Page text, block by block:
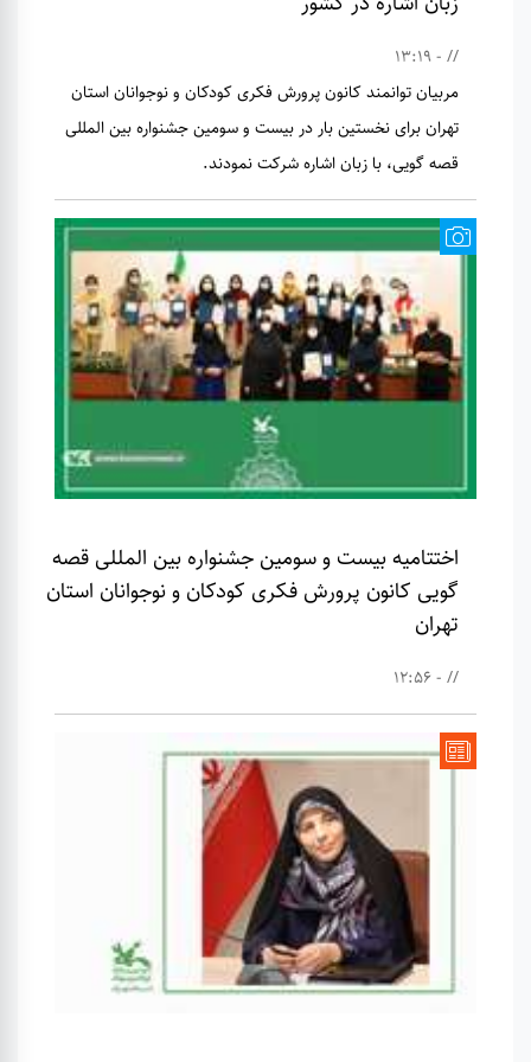
// - 13:19
مربیان توانمند کانون پرورش فکری کودکان و نوجوانان استان
تهران برای نخستین بار در بیست و سومین جشنواره بین المللی
قصه گویی، با زبان اشاره شرکت نمودند.
اختتامیه بیست و سومین جشنواره بین المللی قصه
گویی کانون پرورش فکری کودکان و نوجوانان استان
تهران
// - 12:56